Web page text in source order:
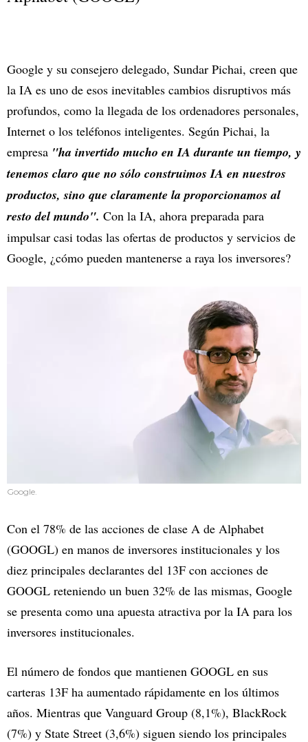
Google y su consejero delegado, Sundar Pichai, creen que
la IA es uno de esos inevitables cambios disruptivos más
profundos, como la llegada de los ordenadores personales,
Internet o los teléfonos inteligentes. Según Pichai, la
empresa "ha invertido mucho en IA durante un tiempo, y
tenemos claro que no sólo construimos IA en nuestros
productos, sino que claramente la proporcionamos al
resto del mundo". Con la IA, ahora preparada para
impulsar casi todas las ofertas de productos y servicios de
Google, ¿cómo pueden mantenerse a raya los inversores?
Google.
Con el 78% de las acciones de clase A de Alphabet
(GOOGL) en manos de inversores institucionales y los
diez principales declarantes del 13F con acciones de
GOOGL reteniendo un buen 32% de las mismas, Google
se presenta como una apuesta atractiva por la IA para los
inversores institucionales.
El número de fondos que mantienen GOOGL en sus
carteras 13F ha aumentado rápidamente en los últimos
años. Mientras que Vanguard Group (8,1%), BlackRock
(7%) y State Street (3,6%) siguen siendo los principales